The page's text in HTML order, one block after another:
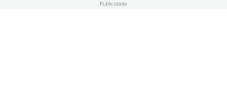
Publicidade